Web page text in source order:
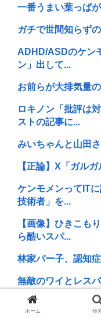
一番うまい葉っぱ
ガチで世間知らず
ADHD/ASDのケン
ン」出して...
お前らが大排気量
ロキノン「批評は
ストの記事に...
みいちゃんと山田
【正論】X「ガル
ケンモメンってIT
技術者」を...
【画像】ひきこも
ら酷いスパ...
林家パー子、認知
無敵のワイとレス
(ヽ´ん`)「ぼくはケ
ホーム 検